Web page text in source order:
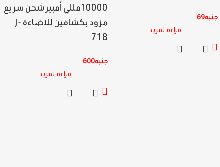
جنيه69
قراءة المزيد
10000مللي أمبير شحن سريع
مزود بكشافين للاضاءة J-
718
جنيه600
قراءة المزيد